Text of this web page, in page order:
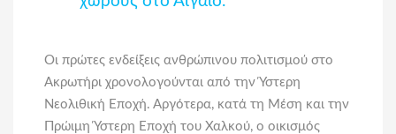
Οι πρώτες ενδείξεις ανθρώπινου πολιτισμού στο
Ακρωτήρι χρονολογούνται από την Ύστερη
Νεολιθική Εποχή. Αργότερα, κατά τη Μέση και την
Πρώιμη Ύστερη Εποχή του Χαλκού, ο οικισμός